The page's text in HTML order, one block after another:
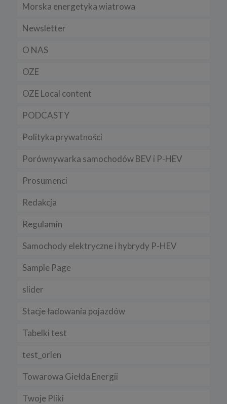
Morska energetyka wiatrowa
Newsletter
O NAS
OZE
OZE Local content
PODCASTY
Polityka prywatności
Porównywarka samochodów BEV i P-HEV
Prosumenci
Redakcja
Regulamin
Samochody elektryczne i hybrydy P-HEV
Sample Page
slider
Stacje ładowania pojazdów
Tabelki test
test_orlen
Towarowa Giełda Energii
Twoje Pliki